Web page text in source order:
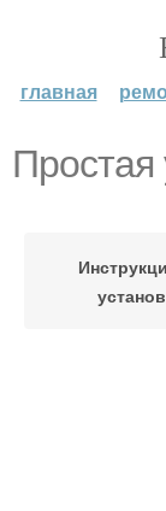
главная
Простая